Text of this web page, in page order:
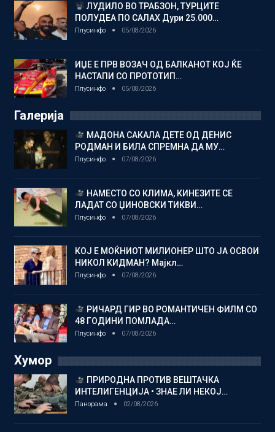
ЛУДИЛО ВО ТРАБЗОН, ТУРЦИТЕ
ПОЛУДЕА ПО САЛАХ Дури 25.000…
Плусинфо 05/08/2026
ИЏЕ Е ПРВ ВОЗАЧ ОД БАЛКАНОТ КОЈ ЌЕ
НАСТАПИ СО ПРОТОТИП…
Плусинфо 05/08/2026
Галерија
МАДОНА САКАЛА ДЕТЕ ОД ДЕНИС
РОДМАН И БИЛА СПРЕМНА ДА МУ…
Плусинфо 07/08/2026
НАМЕСТО СО КЛИМА, КИНЕЗИТЕ СЕ
ЛАДАТ СО ЏИНОВСКИ ТИКВИ…
Плусинфо 07/08/2026
КОЈ Е МОЌНИОТ МИЛИОНЕР ШТО ЈА ОСВОИ
НИКОЛ КИДМАН? Мајкл…
Плусинфо 07/08/2026
РИЧАРД ГИР ВО РОМАНТИЧЕН ФИЛМ СО
48 ГОДИНИ ПОМЛАДА…
Плусинфо 07/08/2026
Хумор
ПРИРОДНА ПРОТИВ ВЕШТАЧКА
ИНТЕЛИГЕНЦИЈА • ЗНАЕ ЛИ НЕКОЈ…
Панорама 02/08/2026